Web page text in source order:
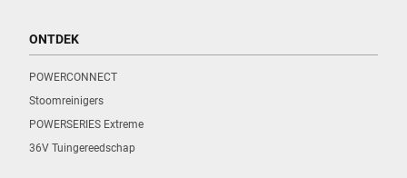
ONTDEK
POWERCONNECT
Stoomreinigers
POWERSERIES Extreme
36V Tuingereedschap